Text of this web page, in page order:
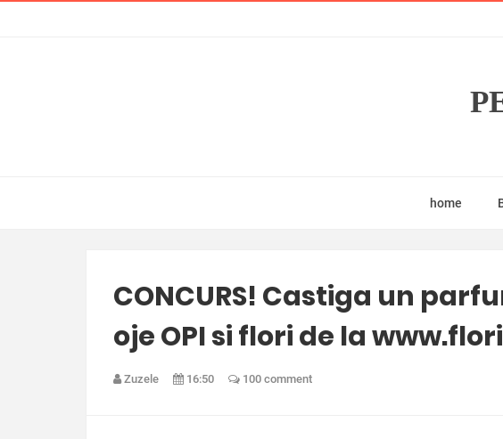
home
CONCURS! Castiga un
oje OPI si flori de la
Zuzele 16:50 100 comment